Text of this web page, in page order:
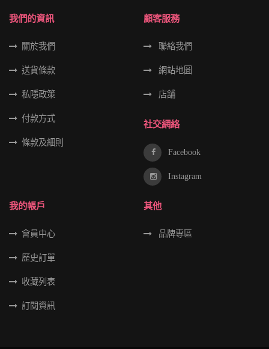
我們的資訊
關於我們
送貨條款
私隱政策
付款方式
條款及細則
顧客服務
聯絡我們
網站地圖
店舖
社交網絡
Facebook
Instagram
我的帳戶
會員中心
歷史訂單
收藏列表
訂閱資訊
其他
品牌專區